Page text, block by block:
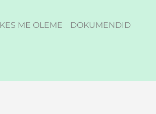
KES ME OLEME DOKUMENDID